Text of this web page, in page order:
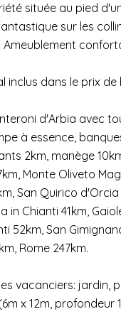
située au pied
sur les
Ameublement
inclus dans le prix de
d'Arbia avec
à essence,
2km, manège
Monte Oliveto
San Quirico d'Orcia
in Chianti 41km,
52km, San
Rome 247km.
vacanciers: jardin,
x 12m, profondeur